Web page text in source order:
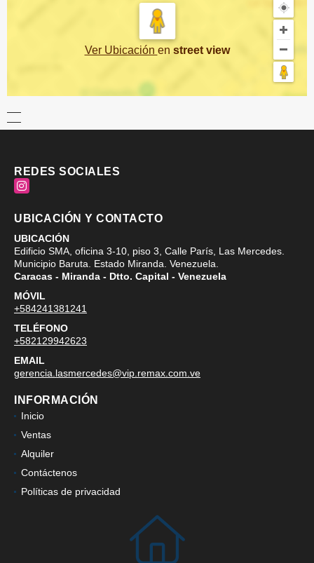
Ver Ubicación en street view
REDES SOCIALES
Instagram
UBICACIÓN Y CONTACTO
UBICACIÓN
Edificio SMA, oficina 3-10, piso 3, Calle París, Las Mercedes.
Municipio Baruta. Estado Miranda. Venezuela.
Caracas - Miranda - Dtto. Capital - Venezuela
MÓVIL
+584241381241
TELÉFONO
+582129942623
EMAIL
gerencia.lasmercedes@vip.remax.com.ve
INFORMACIÓN
Inicio
Ventas
Alquiler
Contáctenos
Políticas de privacidad